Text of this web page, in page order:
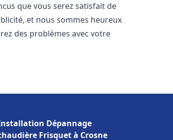
que vous serez satisfait de
et nous sommes heureux
des problèmes avec votre
Dépannage
Frisquet à Crosne